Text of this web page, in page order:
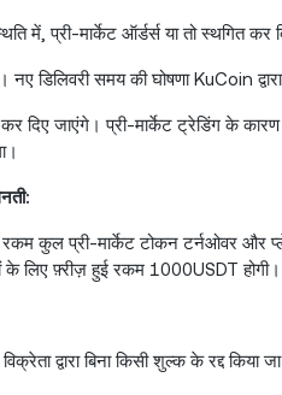
में, प्री-मार्केट ऑर्डर्स या तो स्थगित कर
डिलिवरी समय की घोषणा KuCoin
कर दिए जाएंगे। प्री-मार्केट ट्रेडिंग के
रकम कुल प्री-मार्केट टोकन टर्नओवर
लिए फ़्रीज़ हुई रकम 1000USDT होगी।
द्वारा बिना किसी शुल्क के रद्द किया